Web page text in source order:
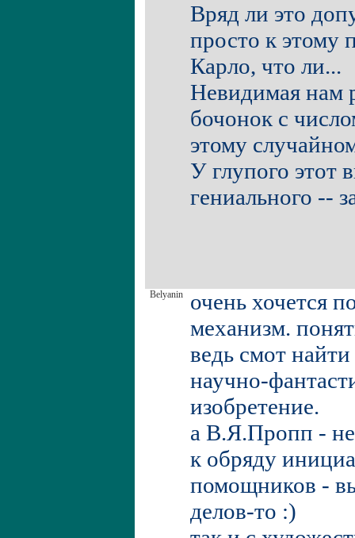
Вряд ли это
просто к
Карло, что ли...
Невидимая нам
бочонок с
этому
У глупого этот
гениального --
Belyanin
очень хочется
механизм.
ведь смот
научно-
изобретение.
а В.Я.Пропп - не
к обряду
помощников -
делов-то :)